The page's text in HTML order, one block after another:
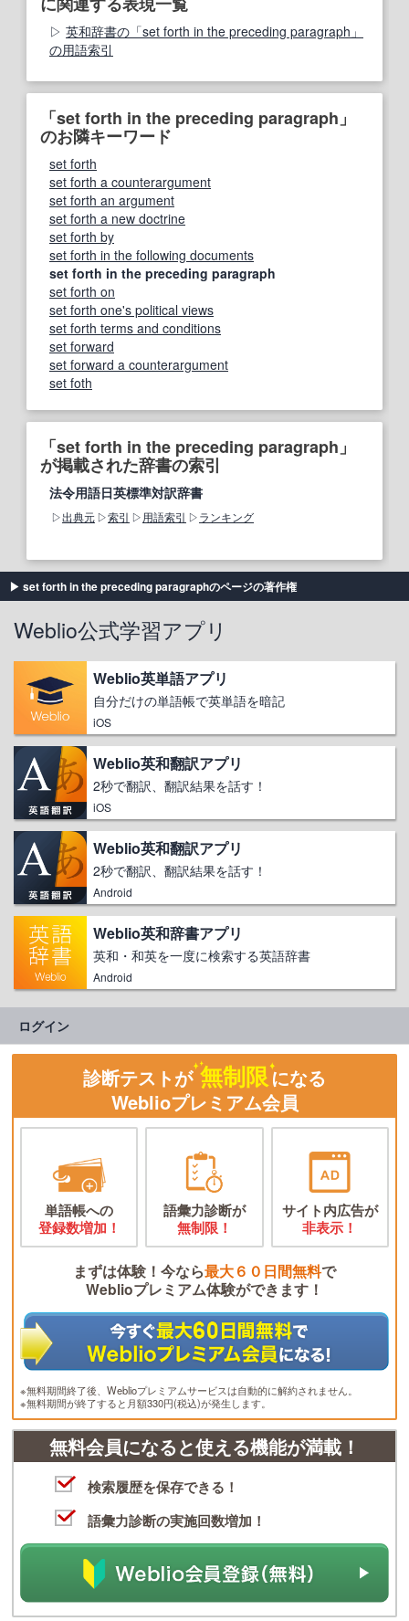
英和辞書の「set forth in the preceding paragraph」
の用語索引
「set forth in the preceding paragraph」
のお隣キーワード
set forth
set forth a counterargument
set forth an argument
set forth a new doctrine
set forth by
set forth in the following documents
set forth in the preceding paragraph
set forth on
set forth one's political views
set forth terms and conditions
set forward
set forward a counterargument
set foth
「set forth in the preceding paragraph」
が掲載された辞書の索引
法令用語日英標準対訳辞書
出典元 索引 用語索引 ランキング
set forth in the preceding paragraphのページの著作権
Weblio公式学習アプリ
Weblio英単語アプリ
自分だけの単語帳で英単語を暗記
iOS
Weblio英和翻訳アプリ
2秒で翻訳、翻訳結果を話す！
iOS
Weblio英和翻訳アプリ
2秒で翻訳、翻訳結果を話す！
Android
Weblio英和辞書アプリ
英和・和英を一度に検索する英語辞書
Android
ログイン
診断テストが 無制限になる
Weblioプレミアム会員
単語帳への
登録数増加！
語彙力診断が
無制限！
サイト内広告が
非表示！
まずは体験！今なら最大６０日間無料で
Weblioプレミアム体験ができます！
※無料期間終了後、Weblioプレミアムサービスは自動的に解約されません。
※無料期間が終了すると月額330円(税込)が発生します。
無料会員になると使える機能が満載！
検索履歴を保存できる！
語彙力診断の実施回数増加！